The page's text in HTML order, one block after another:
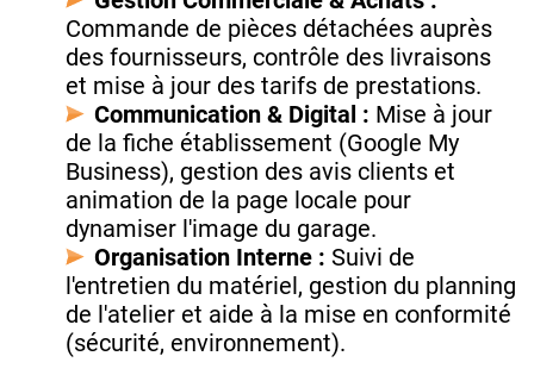
Commande de pièces détachées auprès
des fournisseurs, contrôle des livraisons
et mise à jour des tarifs de prestations.
Communication & Digital : Mise à jour
de la fiche établissement (Google My
Business), gestion des avis clients et
animation de la page locale pour
dynamiser l'image du garage.
Organisation Interne : Suivi de
l'entretien du matériel, gestion du planning
de l'atelier et aide à la mise en conformité
(sécurité, environnement).